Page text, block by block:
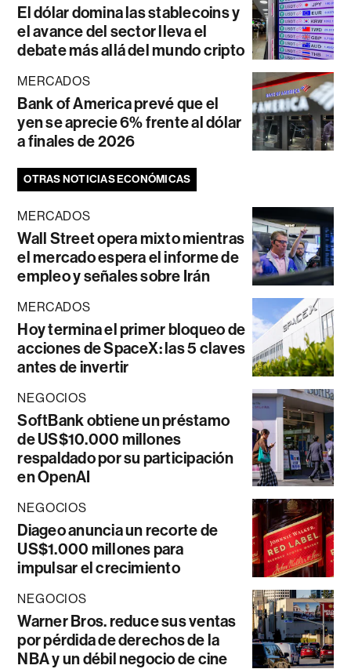
El dólar domina las stablecoins y
el avance del sector lleva el
debate más allá del mundo cripto
MERCADOS
Bank of America prevé que el
yen se aprecie 6% frente al dólar
a finales de 2026
OTRAS NOTICIAS ECONÓMICAS
MERCADOS
Wall Street opera mixto mientras
el mercado espera el informe de
empleo y señales sobre Irán
MERCADOS
Hoy termina el primer bloqueo de
acciones de SpaceX: las 5 claves
antes de invertir
NEGOCIOS
SoftBank obtiene un préstamo
de US$10.000 millones
respaldado por su participación
en OpenAI
NEGOCIOS
Diageo anuncia un recorte de
US$1.000 millones para
impulsar el crecimiento
NEGOCIOS
Warner Bros. reduce sus ventas
por pérdida de derechos de la
NBA y un débil negocio de cine